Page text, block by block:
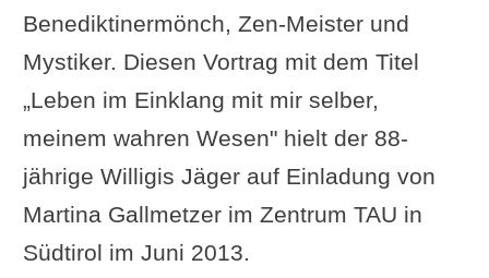
Benediktinermönch, Zen-Meister und
Mystiker. Diesen Vortrag mit dem Titel
„Leben im Einklang mit mir selber,
meinem wahren Wesen" hielt der 88-
jährige Willigis Jäger auf Einladung von
Martina Gallmetzer im Zentrum TAU in
Südtirol im Juni 2013.